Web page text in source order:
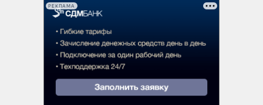
РЕКЛАМА